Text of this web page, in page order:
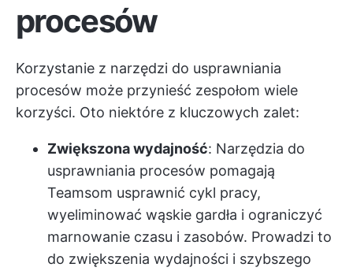
procesów
Korzystanie z narzędzi do usprawniania
procesów może przynieść zespołom wiele
korzyści. Oto niektóre z kluczowych zalet:
Zwiększona wydajność: Narzędzia do
usprawniania procesów pomagają
Teamsom usprawnić cykl pracy,
wyeliminować wąskie gardła i ograniczyć
marnowanie czasu i zasobów. Prowadzi to
do zwiększenia wydajności i szybszego